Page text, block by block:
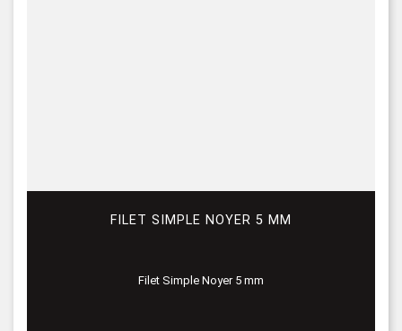
FILET SIMPLE NOYER 5 MM
Filet Simple Noyer 5 mm